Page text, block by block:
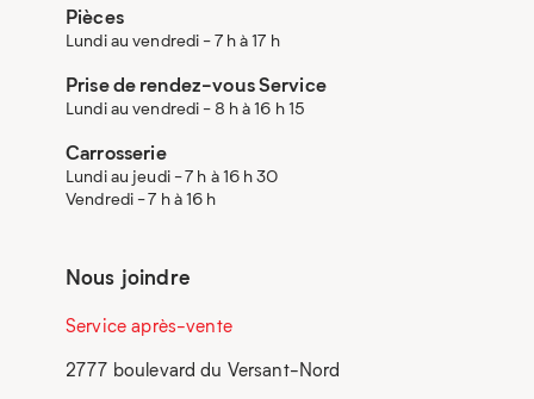
Pièces
Lundi au vendredi - 7 h à 17 h
Prise de rendez-vous Service
Lundi au vendredi - 8 h à 16 h 15
Carrosserie
Lundi au jeudi - 7 h à 16 h 30
Vendredi - 7 h à 16 h
Nous joindre
Service après-vente
2777 boulevard du Versant-Nord